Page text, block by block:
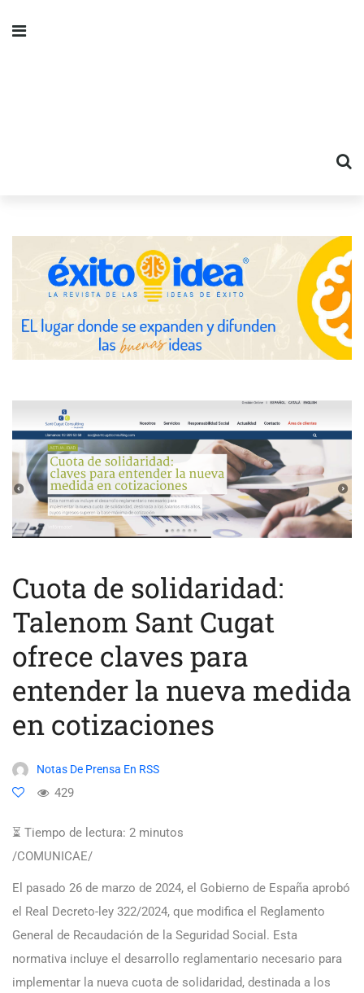
Cuota de solidaridad:
Talenom Sant Cugat
ofrece claves para
entender la nueva medida
en cotizaciones
Notas De Prensa En RSS
429
⏳ Tiempo de lectura: 2 minutos
/COMUNICAE/
El pasado 26 de marzo de 2024, el Gobierno de España aprobó
el Real Decreto-ley 322/2024, que modifica el Reglamento
General de Recaudación de la Seguridad Social. Esta
normativa incluye el desarrollo reglamentario necesario para
implementar la nueva cuota de solidaridad, destinada a los